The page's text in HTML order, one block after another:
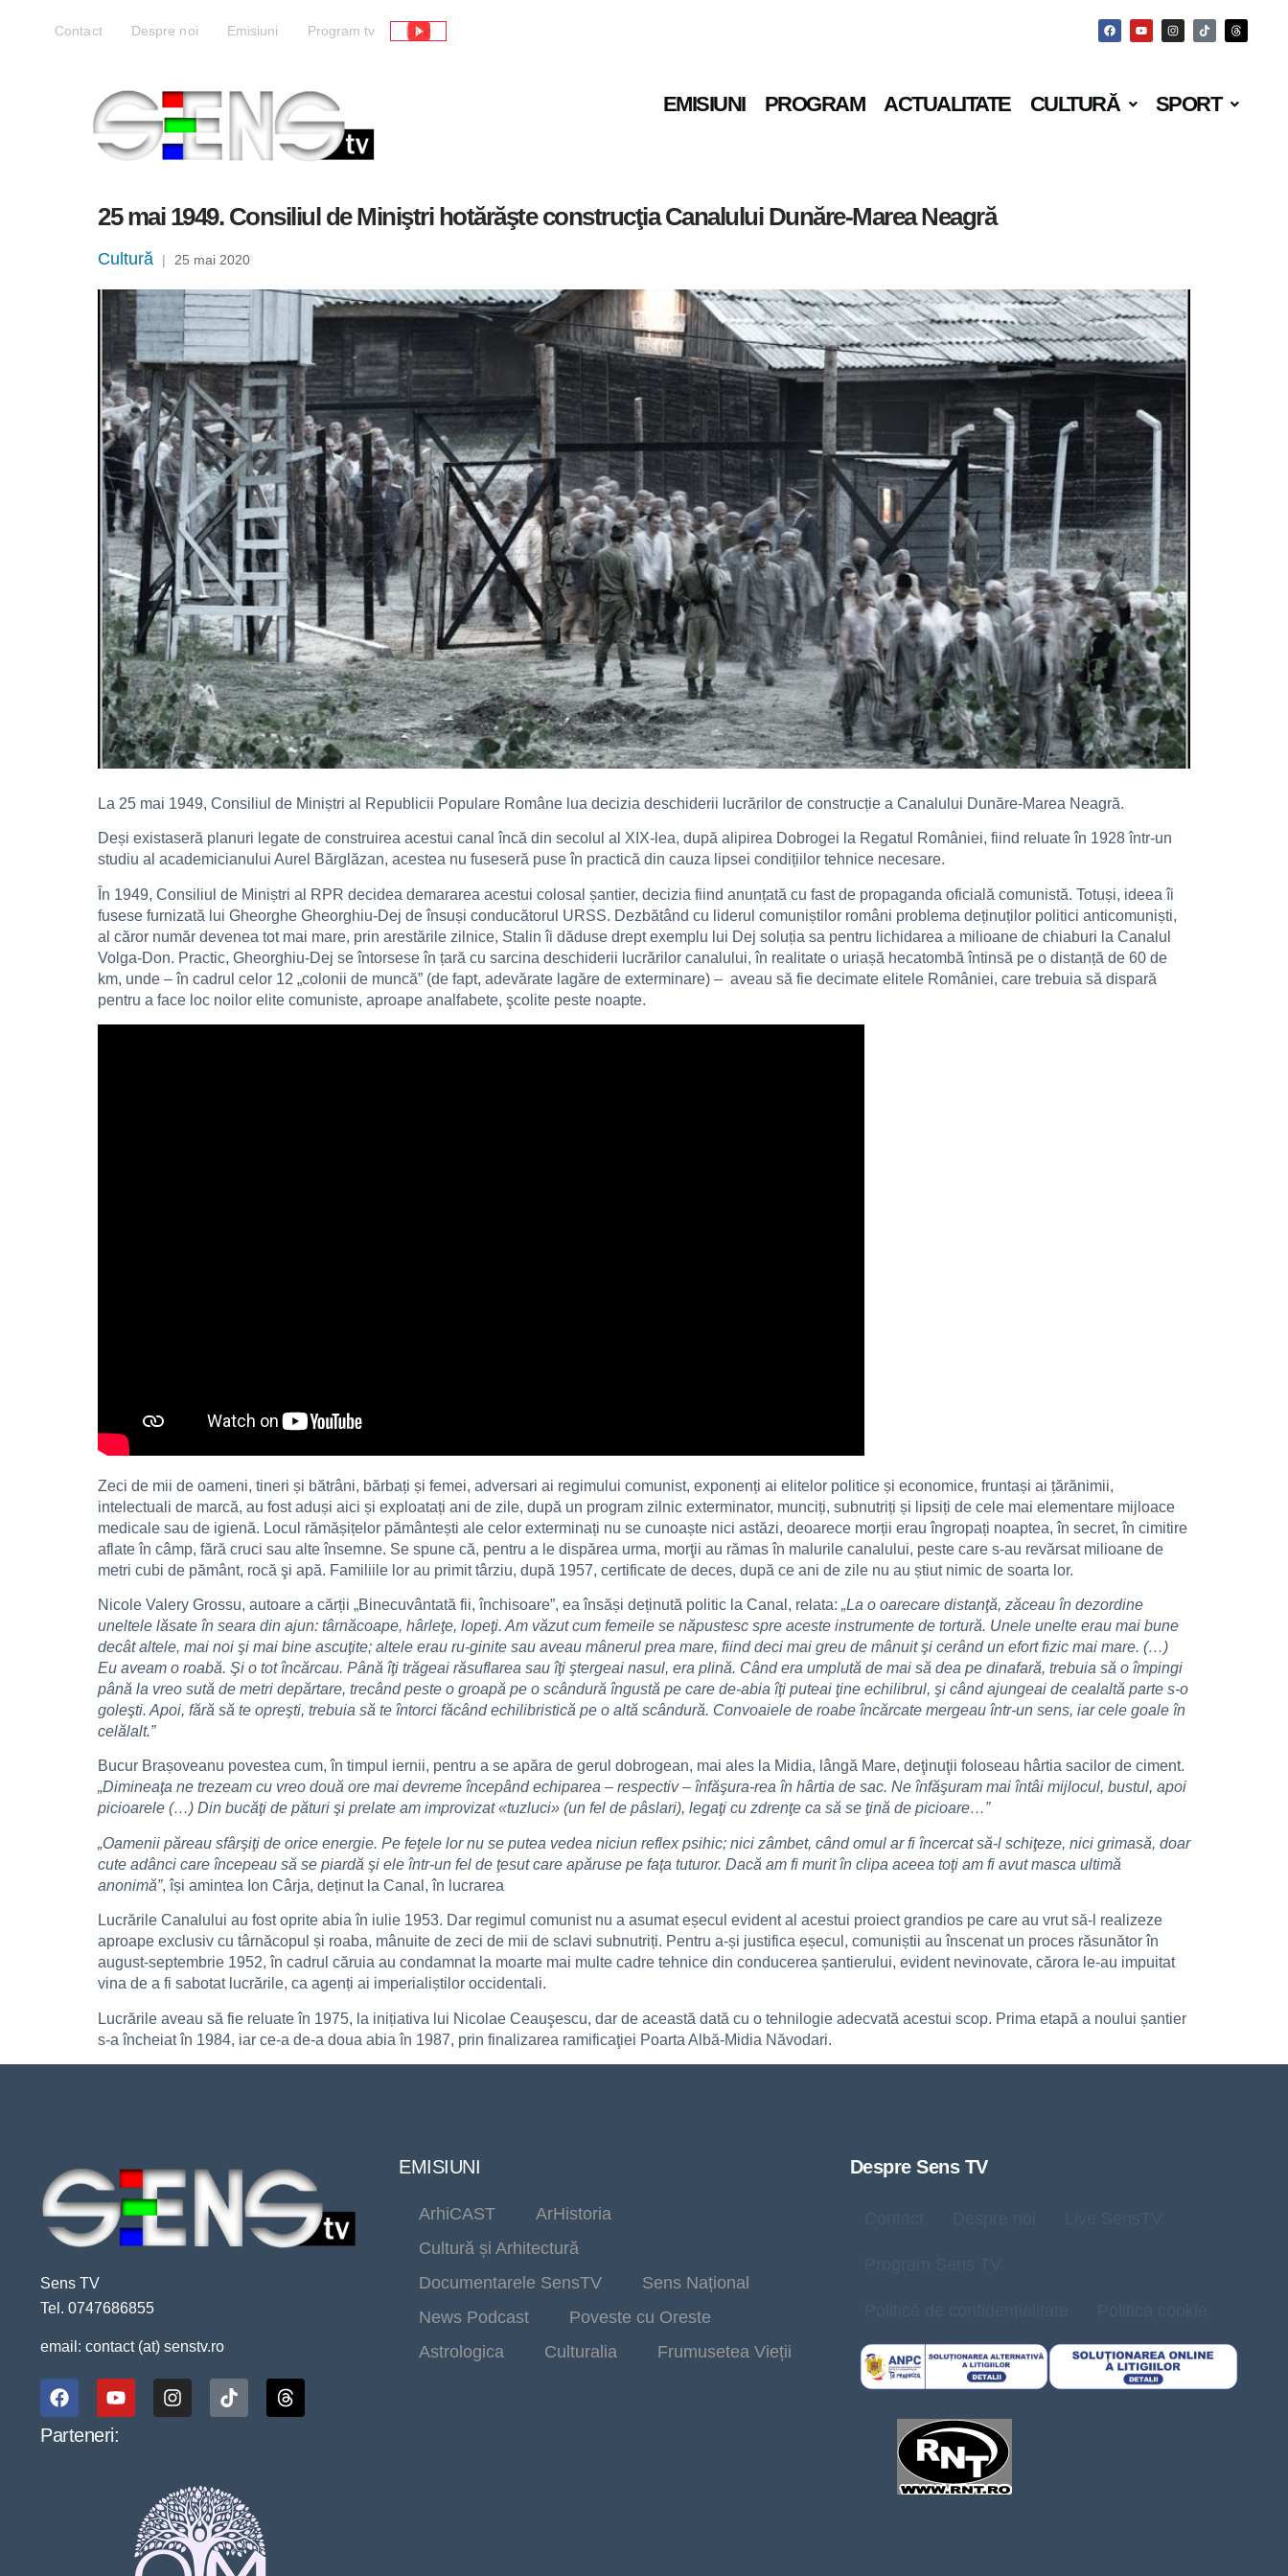
Contact Despre noi Emisiuni Program tv Live
EMISIUNI PROGRAM ACTUALITATE CULTURĂ SPORT
25 mai 1949. Consiliul de Miniştri hotărăşte construcţia Canalului Dunăre-Marea Neagră
Cultură | 25 mai 2020
La 25 mai 1949, Consiliul de Miniștri al Republicii Populare Române lua decizia deschiderii lucrărilor de construcție a Canalului Dunăre-Marea Neagră.
Deși existaseră planuri legate de construirea acestui canal încă din secolul al XIX-lea, după alipirea Dobrogei la Regatul României, fiind reluate în 1928 într-un
studiu al academicianului Aurel Bărglăzan, acestea nu fuseseră puse în practică din cauza lipsei condițiilor tehnice necesare.
În 1949, Consiliul de Miniștri al RPR decidea demararea acestui colosal șantier, decizia fiind anunțată cu fast de propaganda oficială comunistă. Totuși, ideea îi
fusese furnizată lui Gheorghe Gheorghiu-Dej de însuși conducătorul URSS. Dezbătând cu liderul comuniștilor români problema deținuților politici anticomuniști,
al căror număr devenea tot mai mare, prin arestările zilnice, Stalin îi dăduse drept exemplu lui Dej soluția sa pentru lichidarea a milioane de chiaburi la Canalul
Volga-Don. Practic, Gheorghiu-Dej se întorsese în țară cu sarcina deschiderii lucrărilor canalului, în realitate o uriașă hecatombă întinsă pe o distanță de 60 de
km, unde – în cadrul celor 12 „colonii de muncă” (de fapt, adevărate lagăre de exterminare) – aveau să fie decimate elitele României, care trebuia să dispară
pentru a face loc noilor elite comuniste, aproape analfabete, şcolite peste noapte.
Zeci de mii de oameni, tineri și bătrâni, bărbați și femei, adversari ai regimului comunist, exponenți ai elitelor politice și economice, fruntași ai țărănimii,
intelectuali de marcă, au fost aduși aici și exploatați ani de zile, după un program zilnic exterminator, munciți, subnutriți și lipsiți de cele mai elementare mijloace
medicale sau de igienă. Locul rămășițelor pământești ale celor exterminați nu se cunoaște nici astăzi, deoarece morții erau îngropați noaptea, în secret, în cimitire
aflate în câmp, fără cruci sau alte însemne. Se spune că, pentru a le dispărea urma, morţii au rămas în malurile canalului, peste care s-au revărsat milioane de
metri cubi de pământ, rocă şi apă. Familiile lor au primit târziu, după 1957, certificate de deces, după ce ani de zile nu au știut nimic de soarta lor.
Nicole Valery Grossu, autoare a cărții „Binecuvântată fii, închisoare”, ea însăși deținută politic la Canal, relata: „La o oarecare distanţă, zăceau în dezordine
uneltele lăsate în seara din ajun: târnăcoape, hârleţe, lopeţi. Am văzut cum femeile se năpustesc spre aceste instrumente de tortură. Unele unelte erau mai bune
decât altele, mai noi şi mai bine ascuţite; altele erau ru-ginite sau aveau mânerul prea mare, fiind deci mai greu de mânuit şi cerând un efort fizic mai mare. (…)
Eu aveam o roabă. Şi o tot încărcau. Până îţi trăgeai răsuflarea sau îţi ştergeai nasul, era plină. Când era umplută de mai să dea pe dinafară, trebuia să o împingi
până la vreo sută de metri depărtare, trecând peste o groapă pe o scândură îngustă pe care de-abia îţi puteai ţine echilibrul, şi când ajungeai de cealaltă parte s-o
goleşti. Apoi, fără să te opreşti, trebuia să te întorci făcând echilibristică pe o altă scândură. Convoaiele de roabe încărcate mergeau într-un sens, iar cele goale în
celălalt.”
Bucur Brașoveanu povestea cum, în timpul iernii, pentru a se apăra de gerul dobrogean, mai ales la Midia, lângă Mare, deţinuţii foloseau hârtia sacilor de ciment.
„Dimineaţa ne trezeam cu vreo două ore mai devreme începând echiparea – respectiv – înfăşura-rea în hârtia de sac. Ne înfăşuram mai întâi mijlocul, bustul, apoi
picioarele (…) Din bucăţi de pături şi prelate am improvizat «tuzluci» (un fel de pâslari), legaţi cu zdrenţe ca să se ţină de picioare…”
„Oamenii păreau sfârşiţi de orice energie. Pe feţele lor nu se putea vedea niciun reflex psihic; nici zâmbet, când omul ar fi încercat să-l schiţeze, nici grimasă, doar
cute adânci care începeau să se piardă şi ele într-un fel de ţesut care apăruse pe faţa tuturor. Dacă am fi murit în clipa aceea toţi am fi avut masca ultimă
anonimă”, își amintea Ion Cârja, deținut la Canal, în lucrarea
Lucrările Canalului au fost oprite abia în iulie 1953. Dar regimul comunist nu a asumat eșecul evident al acestui proiect grandios pe care au vrut să-l realizeze
aproape exclusiv cu târnăcopul și roaba, mânuite de zeci de mii de sclavi subnutriți. Pentru a-și justifica eșecul, comuniștii au înscenat un proces răsunător în
august-septembrie 1952, în cadrul căruia au condamnat la moarte mai multe cadre tehnice din conducerea șantierului, evident nevinovate, cărora le-au impuitat
vina de a fi sabotat lucrările, ca agenți ai imperialiștilor occidentali.
Lucrările aveau să fie reluate în 1975, la inițiativa lui Nicolae Ceauşescu, dar de această dată cu o tehnilogie adecvată acestui scop. Prima etapă a noului șantier
s-a încheiat în 1984, iar ce-a de-a doua abia în 1987, prin finalizarea ramificaţiei Poarta Albă-Midia Năvodari.
Sens TV
Tel. 0747686855
email: contact (at) senstv.ro
Parteneri:
EMISIUNI
ArhiCAST
ArHistoria
Cultură și Arhitectură
Documentarele SensTV
Sens Național
News Podcast
Poveste cu Oreste
Astrologica
Culturalia Frumusetea Vieții
Despre Sens TV